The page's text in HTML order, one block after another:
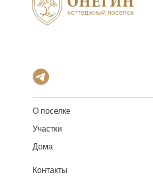
О поселке
Участки
Дома
Контакты